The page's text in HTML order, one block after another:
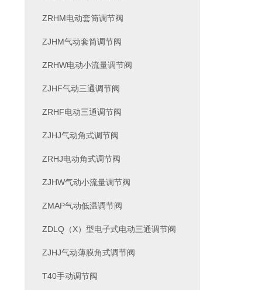
ZRHM电动套筒调节阀
ZJHM气动套筒调节阀
ZRHW电动小流量调节阀
ZJHF气动三通调节阀
ZRHF电动三通调节阀
ZJHJ气动角式调节阀
ZRHJ电动角式调节阀
ZJHW气动小流量调节阀
ZMAP气动低温调节阀
ZDLQ（X）型电子式电动三通调节阀
ZJHJ气动薄膜角式调节阀
T40手动调节阀